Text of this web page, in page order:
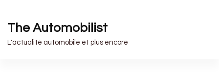
The Automobilist
L'actualité automobile et plus encore